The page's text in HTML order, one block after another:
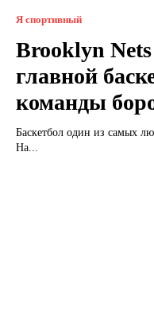
Я спортивный
Brooklyn
главной
команды
Баскетбол один из самых
На...